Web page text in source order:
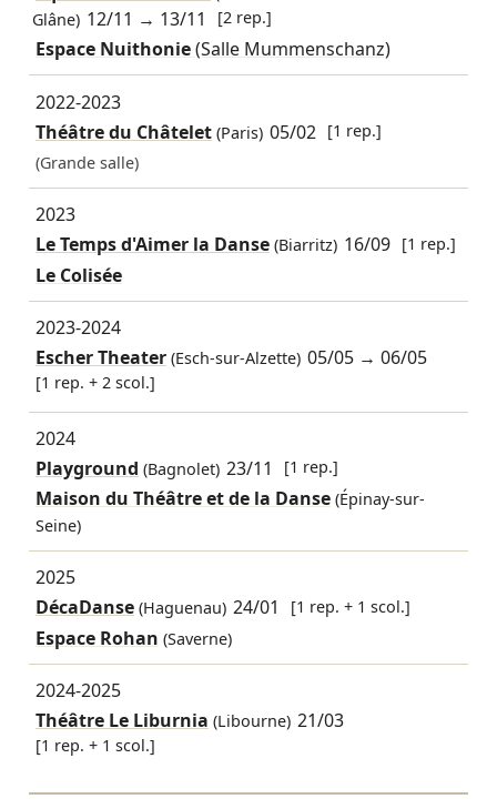
Glâne) 12/11 → 13/11 [2 rep.]
Espace Nuithonie(Salle Mummenschanz)
2022-2023
Théâtre du Châtelet(Paris) 05/02 [1 rep.]
(Grande salle)
2023
Le Temps d'Aimer la Danse(Biarritz) 16/09 [1 rep.]
Le Colisée
2023-2024
Escher Theater(Esch-sur-Alzette) 05/05 →06/05
[1 rep. + 2 scol.]
2024
Playground (Bagnolet) 23/11 [1 rep.]
Maison du Théâtre et de la Danse (Épinay-sur-
Seine)
2025
DécaDanse(Haguenau) 24/01 [1 rep. + 1 scol.]
Espace Rohan (Saverne)
2024-2025
Théâtre Le Liburnia (Libourne) 21/03
[1 rep. + 1 scol.]